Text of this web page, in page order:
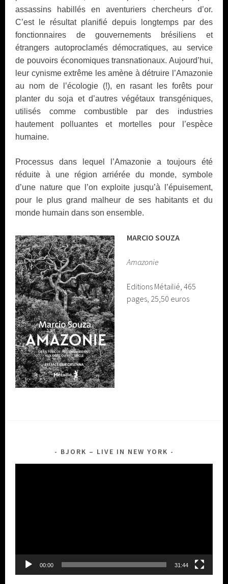
assassins habillés en aventuriers chercheurs d’or.
C’est le résultat planifié depuis longtemps par des
fonctionnaires de gouvernements brésiliens et
étrangers autoproclamés démocratiques, au service
de pouvoirs économiques transnationaux. Aujourd’hui,
leur cynisme extrême les amène à détruire l’Amazonie
au nom de l’écologie (!), en rasant les forêts pour
planter du soja et d’autres végétaux transgéniques,
utilisés comme combustible par des industries
hautement polluantes et mortelles pour l’espèce
humaine.
Processus dans lequel l’Amazonie a toujours été
réduite à une région arriérée du monde, symbole
d’une nature que l’on exploite jusqu’à l’épuisement,
pour le plus grand malheur de ses habitants et du
monde humain dans son ensemble.
MARCIO SOUZA
Amazonie
Editions Métailié, 465
pages, 25,50 euros
BJORK – LIVE IN NEW YORK
00:00 31:44